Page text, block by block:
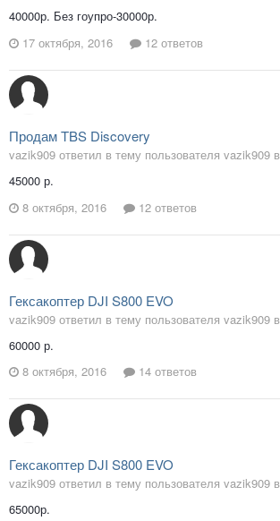
40000р. Без гоупро-30000р.
17 октября, 2016
12 ответов
Продам TBS Discovery
vazik909 ответил в тему пользователя vazik909 в
45000 р.
8 октября, 2016
12 ответов
Гексакоптер DJI S800 EVO
vazik909 ответил в тему пользователя vazik909 в
60000 р.
8 октября, 2016
14 ответов
Гексакоптер DJI S800 EVO
vazik909 ответил в тему пользователя vazik909 в
65000р.